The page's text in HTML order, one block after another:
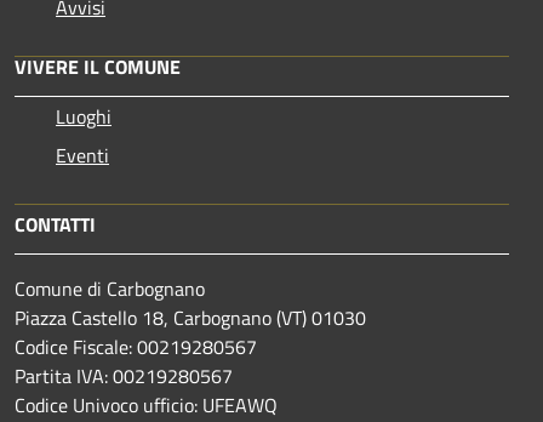
Avvisi
VIVERE IL COMUNE
Luoghi
Eventi
CONTATTI
Comune di Carbognano
Piazza Castello 18, Carbognano (VT) 01030
Codice Fiscale: 00219280567
Partita IVA: 00219280567
Codice Univoco ufficio: UFEAWQ